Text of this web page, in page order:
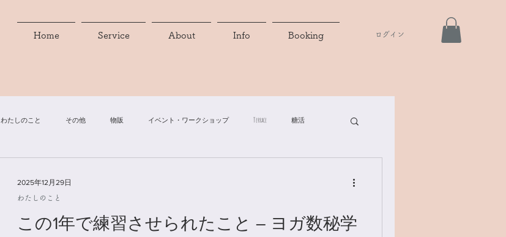
Home Service About Info Booking ログイン
わたしのこと その他 物販 イベント・ワークショップ Terrace 糖活
この1年で練習させられたこと ― ヨガ数秘学
わたしのこと
2025年12月29日